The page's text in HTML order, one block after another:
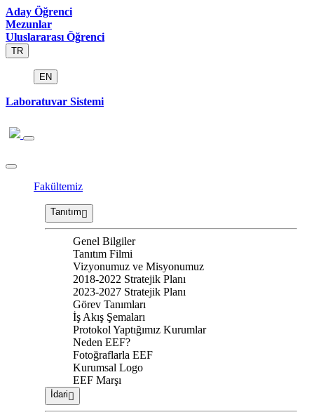
Aday Öğrenci
Mezunlar
Uluslararası Öğrenci
TR
EN
Laboratuvar Sistemi
Fakültemiz
Tanıtım
Genel Bilgiler
Tanıtım Filmi
Vizyonumuz ve Misyonumuz
2018-2022 Stratejik Planı
2023-2027 Stratejik Planı
Görev Tanımları
İş Akış Şemaları
Protokol Yaptığımız Kurumlar
Neden EEF?
Fotoğraflarla EEF
Kurumsal Logo
EEF Marşı
İdari